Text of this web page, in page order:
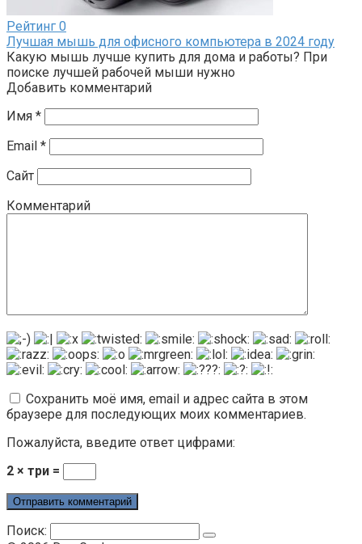
Рейтинг 0
Лучшая мышь для офисного компьютера в 2024 году
Какую мышь лучше купить для дома и работы? При
поиске лучшей рабочей мыши нужно
Добавить комментарий
Имя *
Email *
Сайт
Комментарий
Сохранить моё имя, email и адрес сайта в этом
браузере для последующих моих комментариев.
Пожалуйста, введите ответ цифрами:
2 × три =
Поиск: